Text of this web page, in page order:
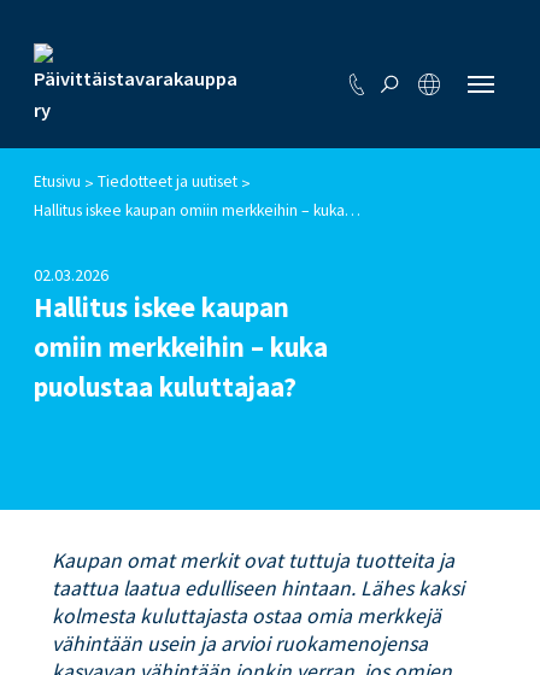
Etusivu > Tiedotteet ja uutiset >
Hallitus iskee kaupan omiin merkkeihin – kuka puolustaa kuluttajaa?
02.03.2026
Hallitus iskee kaupan
omiin merkkeihin – kuka
puolustaa kuluttajaa?
Kaupan omat merkit ovat tuttuja tuotteita ja
taattua laatua edulliseen hintaan. Lähes kaksi
kolmesta kuluttajasta ostaa omia merkkejä
vähintään usein ja arvioi ruokamenojensa